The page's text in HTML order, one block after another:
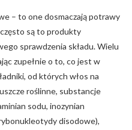
– to one dosmaczają potrawy
są to produkty
sprawdzenia składu. Wielu
zupełnie o to, co jest w
od których włos na
roślinne, substancje
sodu, inozynian
disodowe),